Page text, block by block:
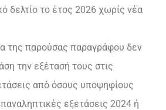
δελτίο το έτος 2026 χωρίς νέα
της παρούσας παραγράφου δεν
την εξέτασή τους στις
από όσους υποψηφίους
εξετάσεις 2024 ή